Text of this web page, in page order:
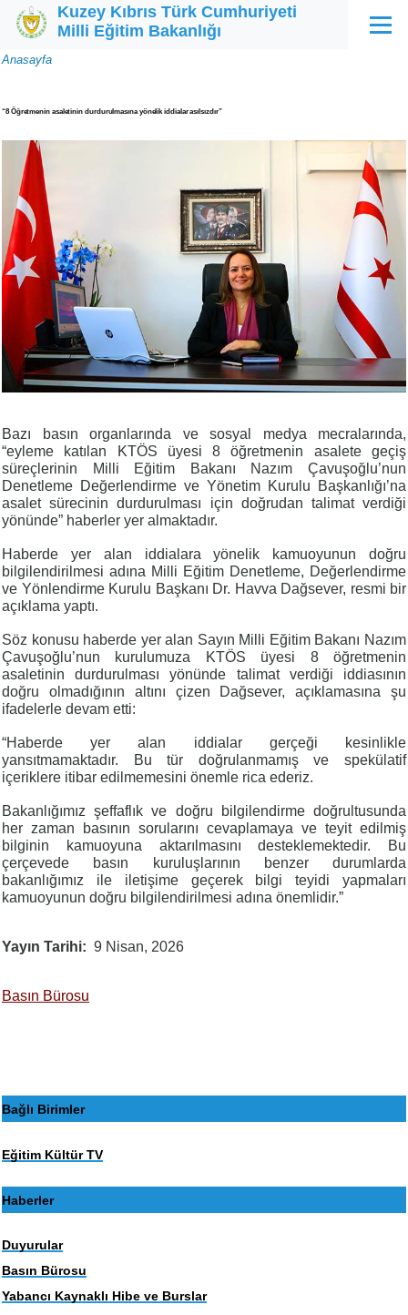
Ana içeriğe atla
Kuzey Kıbrıs Türk Cumhuriyeti
Milli Eğitim Bakanlığı
Menü
Sayfa
Anasayfa
“8 Öğretmenin asaletinin durdurulmasına yönelik iddialar asılsızdır”
Bazı basın organlarında ve sosyal medya mecralarında,
“eyleme katılan KTÖS üyesi 8 öğretmenin asalete geçiş
süreçlerinin Milli Eğitim Bakanı Nazım Çavuşoğlu’nun
Denetleme Değerlendirme ve Yönetim Kurulu Başkanlığı’na
asalet sürecinin durdurulması için doğrudan talimat verdiği
yönünde” haberler yer almaktadır.
Haberde yer alan iddialara yönelik kamuoyunun doğru
bilgilendirilmesi adına Milli Eğitim Denetleme, Değerlendirme
ve Yönlendirme Kurulu Başkanı Dr. Havva Dağsever, resmi bir
açıklama yaptı.
Söz konusu haberde yer alan Sayın Milli Eğitim Bakanı Nazım
Çavuşoğlu’nun kurulumuza KTÖS üyesi 8 öğretmenin
asaletinin durdurulması yönünde talimat verdiği iddiasının
doğru olmadığının altını çizen Dağsever, açıklamasına şu
ifadelerle devam etti:
“Haberde yer alan iddialar gerçeği kesinlikle
yansıtmamaktadır. Bu tür doğrulanmamış ve spekülatif
içeriklere itibar edilmemesini önemle rica ederiz.
Bakanlığımız şeffaflık ve doğru bilgilendirme doğrultusunda
her zaman basının sorularını cevaplamaya ve teyit edilmiş
bilginin kamuoyuna aktarılmasını desteklemektedir. Bu
çerçevede basın kuruluşlarının benzer durumlarda
bakanlığımız ile iletişime geçerek bilgi teyidi yapmaları
kamuoyunun doğru bilgilendirilmesi adına önemlidir.”
Yayın Tarihi 9 Nisan, 2026
Basın Bürosu
Bağlı Birimler
Eğitim Kültür TV
Haberler
Duyurular
Basın Bürosu
Yabancı Kaynaklı Hibe ve Burslar